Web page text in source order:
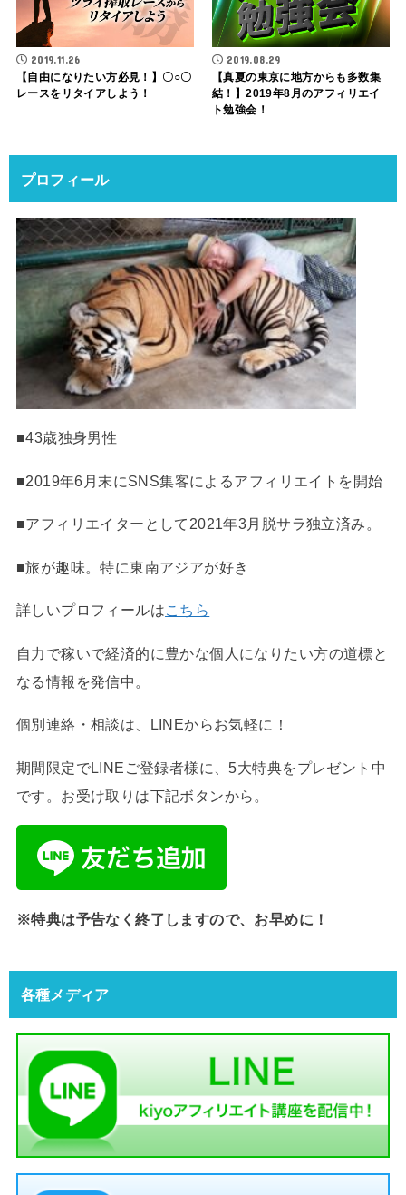
2019.11.26
【自由になりたい方必見！】〇○〇
レースをリタイアしよう！
2019.08.29
【真夏の東京に地方からも多数集
結！】2019年8月のアフィリエイ
ト勉強会！
プロフィール
■43歳独身男性
■2019年6月末にSNS集客によるアフィリエイトを開始
■アフィリエイターとして2021年3月脱サラ独立済み。
■旅が趣味。特に東南アジアが好き
詳しいプロフィールはこちら
自力で稼いで経済的に豊かな個人になりたい方の道標と
なる情報を発信中。
個別連絡・相談は、LINEからお気軽に！
期間限定でLINEご登録者様に、5大特典をプレゼント中
です。お受け取りは下記ボタンから。
※特典は予告なく終了しますので、お早めに！
各種メディア